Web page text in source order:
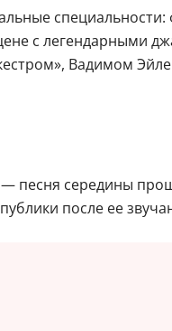
с легендарными
Вадимом
— песня середины
после ее